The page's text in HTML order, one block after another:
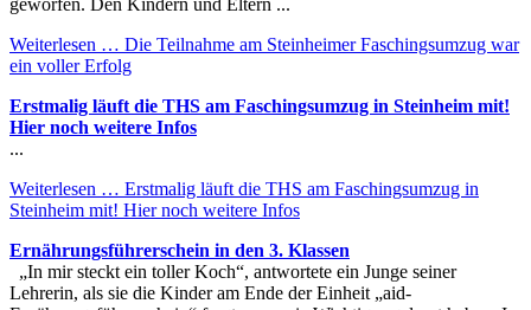
Weiterlesen … Die Teilnahme am Steinheimer Faschingsumzug war
ein voller Erfolg
Erstmalig läuft die THS am Faschingsumzug in Steinheim mit!
Hier noch weitere Infos
...
Weiterlesen … Erstmalig läuft die THS am Faschingsumzug in
Steinheim mit! Hier noch weitere Infos
Ernährungsführerschein in den 3. Klassen
„In mir steckt ein toller Koch“, antwortete ein Junge seiner
Lehrerin, als sie die Kinder am Ende der Einheit „aid-